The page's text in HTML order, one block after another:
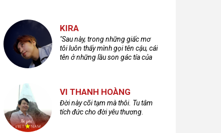
KIRA
"Sau này, trong những giấc mơ
tôi luôn thấy mình gọi tên cậu, cái
tên ở những lầu son gác tía của
VI THANH HOÀNG
Đời này cõi tạm mà thôi. Tu tâm
tích đức cho đời yêu thương.